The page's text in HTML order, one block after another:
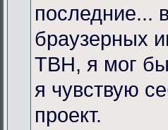
последние...
браузерных
TBH, я мог
я чувствую
проект.